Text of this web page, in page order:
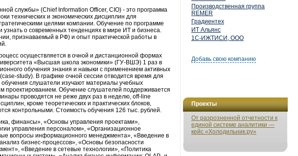
Производственная группа
REMER
Градиентех
ИТ Альянс
1С-ИЖТИСИ, ООО
Добавь свою компанию
Проекты
От разрозненной отчетности к
единой системе аналитики —
кейс «Холодильник.ру»
службы» (Chief Information Officer, CIO) - это программа
технических и экономических дисциплин для
целями компании. Обучение по программе
о современных тенденциях в мире ИТ и бизнеса.
признаваемый в РФ) и опыт практической работы в
осуществляется в очной и дистанционной формах
«Высшая школа экономики» (ГУ-ВШЭ) 1 раз в
обучения знания и навыки с применением активных
study). В графике очной сессии отводится время для
обучения слушатели изучают материалы учебных
проектированием. Обучение слушателей поддерживается
проводятся не реже двух раз в неделю, off-line
кроме теоретических и практических блоков,
контрольными. Стоимость обучения 126 тыс. рублей.
финансы», «Основы управления проектами»,
управления персоналом», «Организационное
вопросы информационного менеджмента», «Введение в
бизнес-процессов», «Основы безопасности
«Введение в сетевые технологии», «Политика